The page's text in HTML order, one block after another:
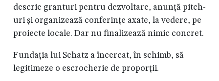
descrie granturi pentru dezvoltare, anunță pitch-
uri și organizează conferințe axate, la vedere, pe
proiecte locale. Dar nu finalizează nimic concret.
Fundația lui Schatz a încercat, în schimb, să
legitimeze o escrocherie de proporții.